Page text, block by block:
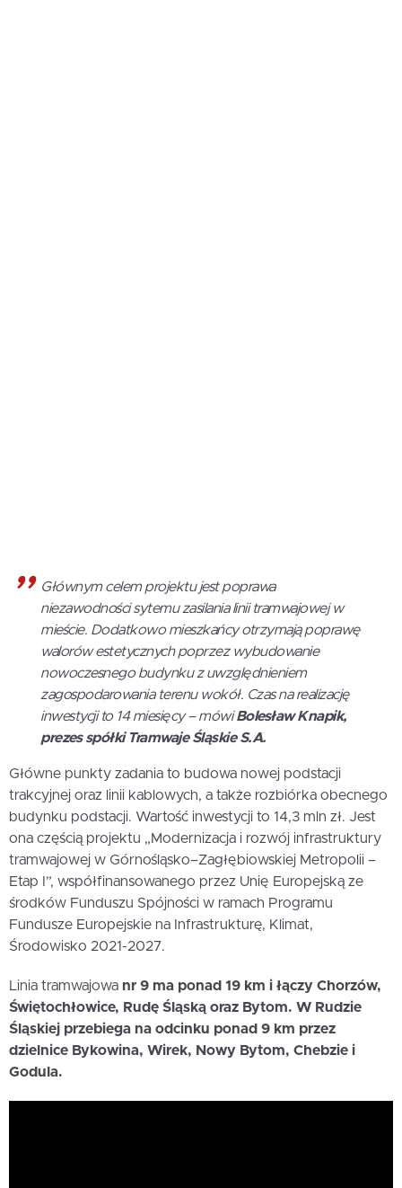
Głównym celem projektu jest poprawa
niezawodności sytemu zasilania linii tramwajowej w
mieście. Dodatkowo mieszkańcy otrzymają poprawę
walorów estetycznych poprzez wybudowanie
nowoczesnego budynku z uwzględnieniem
zagospodarowania terenu wokół. Czas na realizację
inwestycji to 14 miesięcy – mówiBolesław Knapik,
prezes spółki Tramwaje Śląskie S.A.
Główne punkty zadania to budowa nowej podstacji
trakcyjnej oraz linii kablowych, a także rozbiórka obecnego
budynku podstacji. Wartość inwestycji to 14,3 mln zł. Jest
ona częścią projektu „Modernizacja i rozwój infrastruktury
tramwajowej w Górnośląsko–Zagłębiowskiej Metropolii –
Etap I”, współfinansowanego przez Unię Europejską ze
środków Funduszu Spójności w ramach Programu
Fundusze Europejskie na Infrastrukturę, Klimat,
Środowisko 2021-2027.
Linia tramwajowa nr 9 ma ponad 19 km i łączy Chorzów,
Świętochłowice, Rudę Śląską oraz Bytom. W Rudzie
Śląskiej przebiega na odcinku ponad 9 km przez
dzielnice Bykowina, Wirek, Nowy Bytom, Chebzie i
Godula.